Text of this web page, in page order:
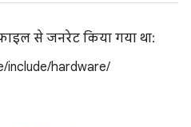
से जनरेट किया गया था:
include/hardware/